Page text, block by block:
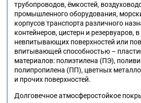
трубопроводов, ёмкостей,
промышленного оборудования,
корпусов транспорта различного
контейнеров, цистерн и резервуаров,
невпитывающих поверхностей или
впитывающей способностью –
материалов: полиэтилена (ПЭ),
полипропилена (ПП), цветных
и прочих поверхностей.
Долговечное атмосферостойкое